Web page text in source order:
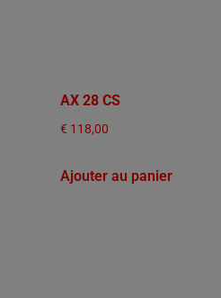
AX 28 CS
€ 118,00
Ajouter au panier